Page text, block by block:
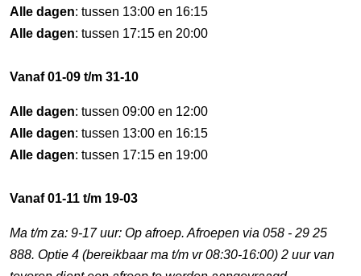
Alle dagen: tussen 13:00 en 16:15
Alle dagen: tussen 17:15 en 20:00
Vanaf 01-09 t/m 31-10
Alle dagen: tussen 09:00 en 12:00
Alle dagen: tussen 13:00 en 16:15
Alle dagen: tussen 17:15 en 19:00
Vanaf 01-11 t/m 19-03
Ma t/m za: 9-17 uur: Op afroep. Afroepen via 058 - 29 25
888. Optie 4 (bereikbaar ma t/m vr 08:30-16:00) 2 uur van